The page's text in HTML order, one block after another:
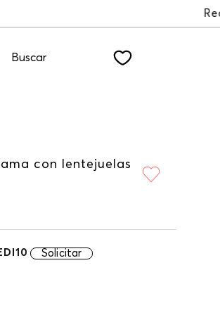
Buscar
con lentejuelas
Solicitar